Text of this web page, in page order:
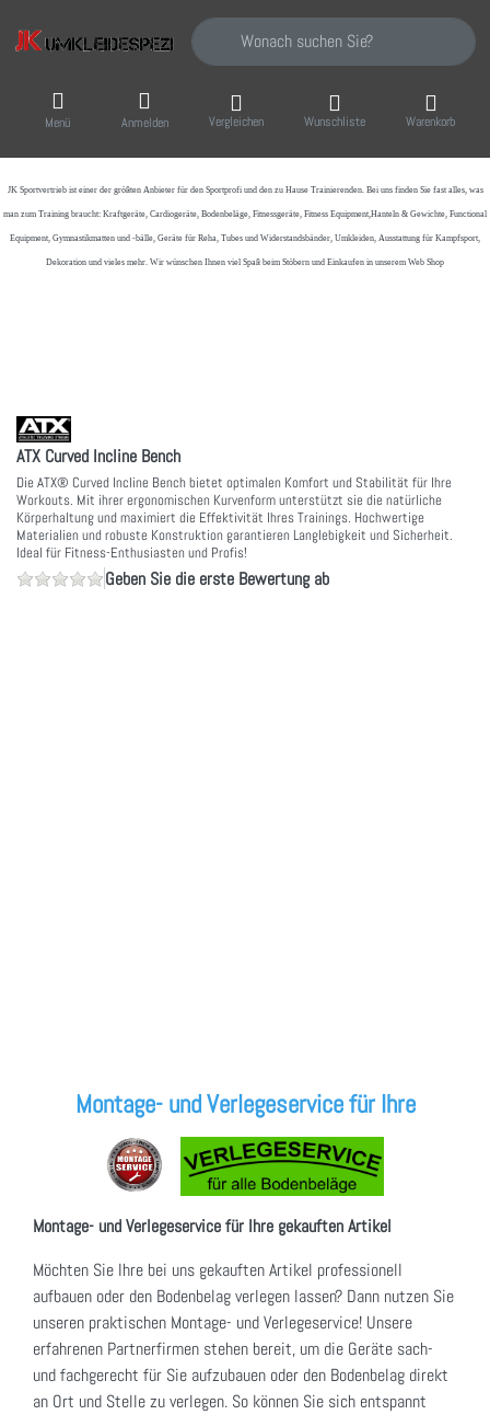
Geben Sie einen Suchbegriff ein. Während
Menü Anmelden Vergleichen Wunschliste Warenkorb
JK Sportvertrieb ist einer der größten Anbieter für den Sportprofi und den zu Hause Trainierenden. Bei uns finden Sie fast alles, was
man zum Training braucht: Kraftgeräte, Cardiogeräte, Bodenbeläge, Fitnessgeräte, Fitness Equipment,Hanteln & Gewichte, Functional
Equipment, Gymnastikmatten und -bälle, Geräte für Reha, Tubes und Widerstandsbänder, Umkleiden, Ausstattung für Kampfsport,
Dekoration und vieles mehr. Wir wünschen Ihnen viel Spaß beim Stöbern und Einkaufen in unserem Web Shop
ATX Curved Incline Bench
Die ATX® Curved Incline Bench bietet optimalen Komfort und Stabilität für Ihre
Workouts. Mit ihrer ergonomischen Kurvenform unterstützt sie die natürliche
Körperhaltung und maximiert die Effektivität Ihres Trainings. Hochwertige
Materialien und robuste Konstruktion garantieren Langlebigkeit und Sicherheit.
Ideal für Fitness-Enthusiasten und Profis!
Geben Sie die erste Bewertung ab
Montage- und Verlegeservice für Ihre
Montage- und Verlegeservice für Ihre gekauften Artikel
Möchten Sie Ihre bei uns gekauften Artikel professionell
aufbauen oder den Bodenbelag verlegen lassen? Dann nutzen Sie
unseren praktischen Montage- und Verlegeservice! Unsere
erfahrenen Partnerfirmen stehen bereit, um die Geräte sach-
und fachgerecht für Sie aufzubauen oder den Bodenbelag direkt
an Ort und Stelle zu verlegen. So können Sie sich entspannt